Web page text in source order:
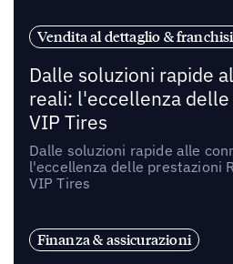
Vendita al dettaglio &
Dalle soluzioni rapide
reali: l'eccellenza
VIP Tires
Dalle soluzioni rapide alle
l'eccellenza delle prestazioni
VIP Tires
Finanza & assicurazioni